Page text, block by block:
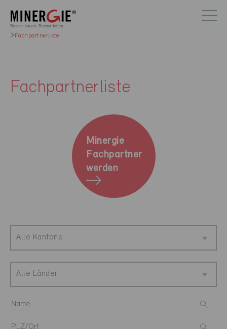
Fachpartnerliste
Fachpartnerliste
Minergie
Fachpartner
werden
Alle Kantone
Alle Länder